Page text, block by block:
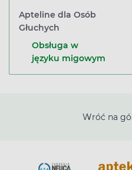
Apteline dla Osób
Głuchych
Obsługa w
języku migowym
Wróć na